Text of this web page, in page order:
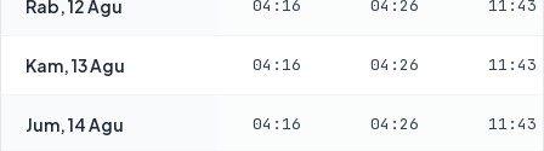
Rab, 12 Agu 04:16 04:26 11:43
Kam, 13 Agu 04:16 04:26 11:43
Jum, 14 Agu 04:16 04:26 11:43